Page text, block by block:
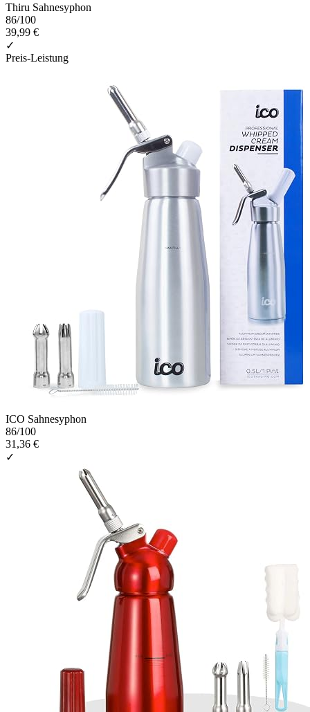
Thiru Sahnesyphon
86/100
39,99 €
✓
Preis-Leistung
ICO Sahnesyphon
86/100
31,36 €
✓